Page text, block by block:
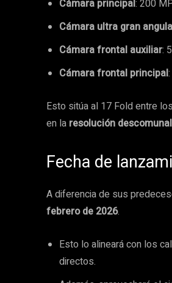
Cámara principal: 200
Cámara ultra gran
Cámara frontal auxiliar:
Cámara frontal principal
Esto sitúa al 17 Fold entre los
en la resolución
Fecha de
A diferencia de sus
febrero de 2026.
Esto lo alineará con los
directos.